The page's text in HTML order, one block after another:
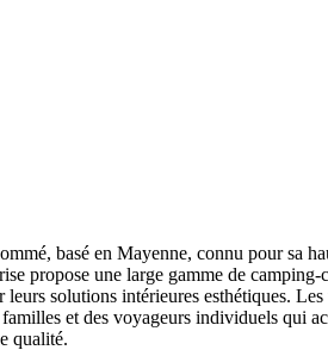
basé en Mayenne, connu pour sa
propose une large gamme de camping-
solutions intérieures esthétiques.
et des voyageurs individuels qui
qualité.